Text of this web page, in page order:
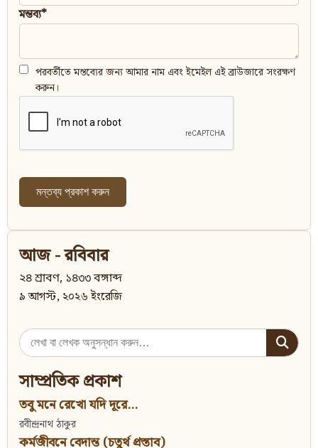
মন্তব্য*
পরবর্তীতে মন্তব্যের জন্য আমার নাম এবং ইমেইল এই ব্রাউজারে সংরক্ষণ
করুন।
আজ - রবিবার
২৪ শ্রাবণ, ১৪৩৩ বঙ্গাব্দ
৯ আগস্ট, ২০২৬ ইংরেজি
Search
for:
সাম্প্রতিক প্রকাশ
তবু মনে রেখো যদি দূরে...
রবীন্দ্রনাথ ঠাকুর
কর্মজীবনে বেদান্ত (চতুর্থ প্রস্তাব)